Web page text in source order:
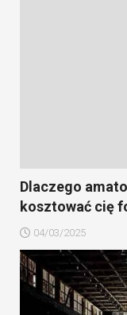
Dlaczego
kosztować cię
04/03/2025